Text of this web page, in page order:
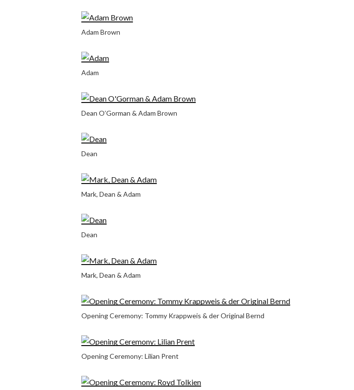
Adam Brown
Adam
Dean O’Gorman & Adam Brown
Dean
Mark, Dean & Adam
Dean
Mark, Dean & Adam
Opening Ceremony: Tommy Krappweis & der Original Bernd
Opening Ceremony: Lilian Prent